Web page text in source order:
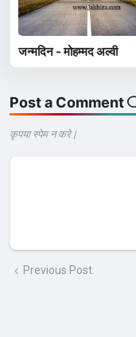
जन्मदिन - मोहम्मद अल्वी
Post a Comment
कृपया स्पेम न करे |
Previous Post